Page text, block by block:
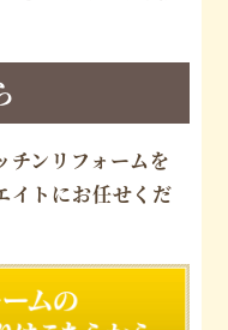
チンリフォームを
イトにお任せくだ